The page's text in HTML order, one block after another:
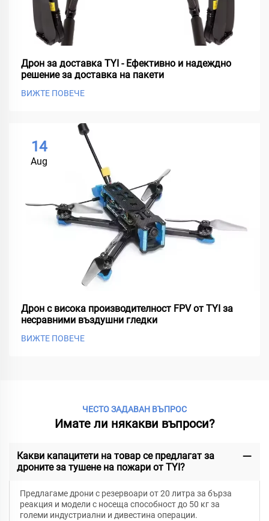
Дрон за доставка TYI - Ефективно и надеждно
решение за доставка на пакети
ВИЖТЕ ПОВЕЧЕ
14
Aug
Дрон с висока производителност FPV от TYI за
несравними въздушни гледки
ВИЖТЕ ПОВЕЧЕ
ЧЕСТО ЗАДАВАН ВЪПРОС
Имате ли някакви въпроси?
Какви капацитети на товар се предлагат за
дроните за тушене на пожари от TYI?
Предлагаме дрони с резервоари от 20 литра за бърза
реакция и модели с носеща способност до 50 кг за
големи индустриални и дивестина операции.